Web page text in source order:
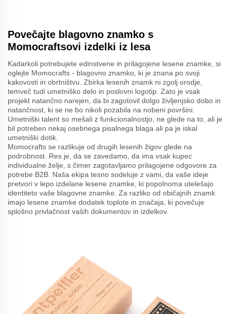
Povečajte blagovno znamko s
Momocraftsovi izdelki iz lesa
Kadarkoli potrebujete edinstvene in prilagojene lesene znamke, si
oglejte Momocrafts - blagovno znamko, ki je znana po svoji
kakovosti in obrtništvu. Zbirka lesenih znamk ni zgolj orodje,
temveč tudi umetniško delo in poslovni logotip. Zato je vsak
projekt natančno narejen, da bi zagotovil dolgo življenjsko dobo in
natančnost, ki se ne bo nikoli pozabila na nobeni površini.
Umetniški talent so mešali z funkcionalnostjo, ne glede na to, ali je
bil potreben nekaj osebnega pisalnega blaga ali pa je iskal
umetniški dotik.
Momocrafts se razlikuje od drugih lesenih žigov glede na
podrobnost. Res je, da se zavedamo, da ima vsak kupec
individualne želje, s čimer zagotavljamo prilagojene odgovore za
potrebe B2B. Naša ekipa tesno sodeluje z vami, da vaše ideje
pretvori v lepo izdelane lesene znamke, ki popolnoma utelešajo
identiteto vaše blagovne znamke. Za razliko od običajnih znamk
imajo lesene znamke dodatek toplote in značaja, ki povečuje
splošno privlačnost vaših dokumentov in izdelkov.